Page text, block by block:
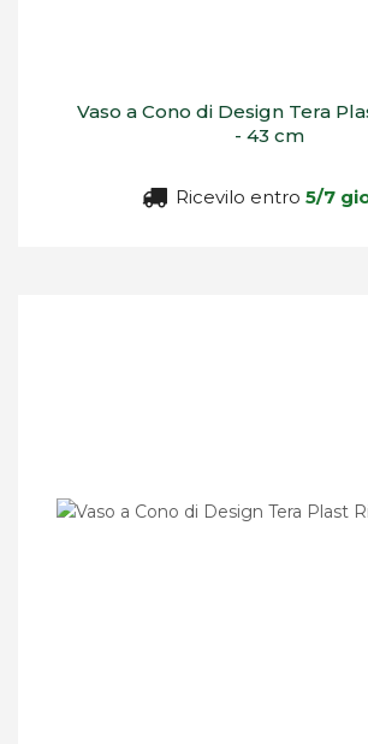
Vaso a Cono di Design Tera
- 43 cm
Ricevilo entro 5/7